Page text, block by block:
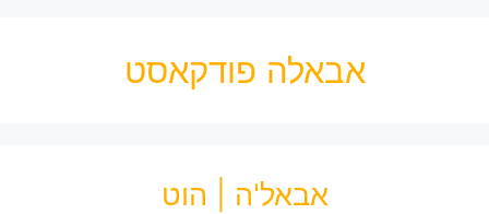
אבאלה פודקאסט
אבאל'ה | הוט